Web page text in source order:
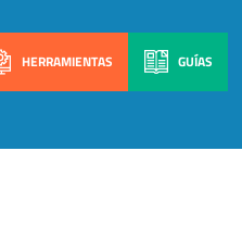
HERRAMIENTAS GUÍAS